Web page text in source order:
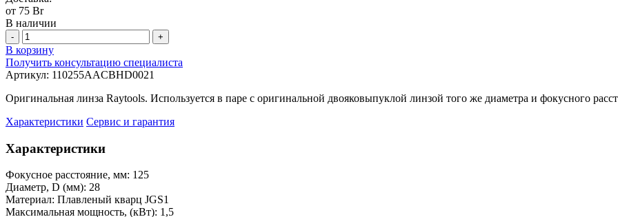
от 75 Br
В наличии
- +
В корзину
Получить консультацию специалиста
Артикул: 110255AACBHD0021
Оригинальная линза Raytools. Используется в паре с оригинальной двояковыпуклой линзой того же диаметра и фокусного
Характеристики Сервис и гарантия
Характеристики
Фокусное расстояние, мм: 125
Диаметр, D (мм): 28
Материал: Плавленый кварц JGS1
Максимальная мощность, (кВт): 1,5